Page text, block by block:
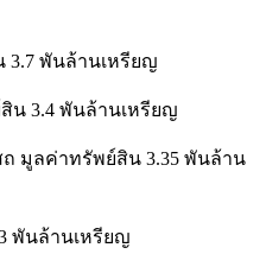
3.7 พันล้านเหรียญ
น 3.4 พันล้านเหรียญ
มูลค่าทรัพย์สิน 3.35 พันล้าน
พันล้านเหรียญ